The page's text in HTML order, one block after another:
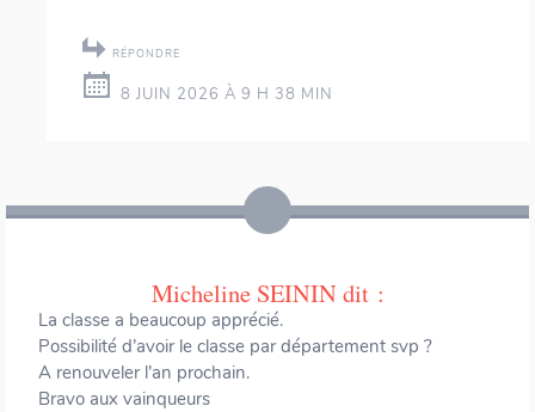
RÉPONDRE
8 JUIN 2026 À 9 H 38 MIN
Micheline SEININdit :
La classe a beaucoup apprécié.
Possibilité d’avoir le classe par département svp ?
A renouveler l’an prochain.
Bravo aux vainqueurs